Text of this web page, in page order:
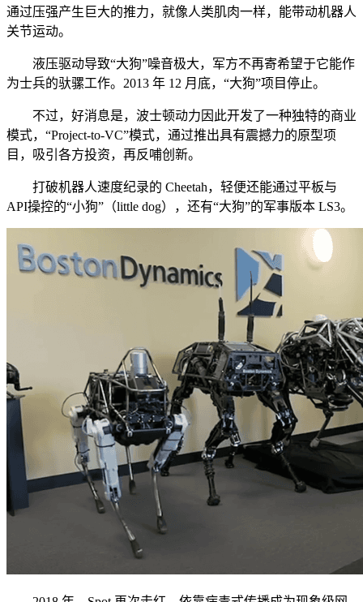
通过压强产生巨大的推力，就像人类肌肉一样，能带动机器人
关节运动。
液压驱动导致“大狗”噪音极大，军方不再寄希望于它能作
为士兵的驮骡工作。2013 年 12 月底，“大狗”项目停止。
不过，好消息是，波士顿动力因此开发了一种独特的商业
模式，“Project-to-VC”模式，通过推出具有震撼力的原型项
目，吸引各方投资，再反哺创新。
打破机器人速度纪录的 Cheetah，轻便还能通过平板与
API操控的“小狗”（little dog），还有“大狗”的军事版本 LS3。